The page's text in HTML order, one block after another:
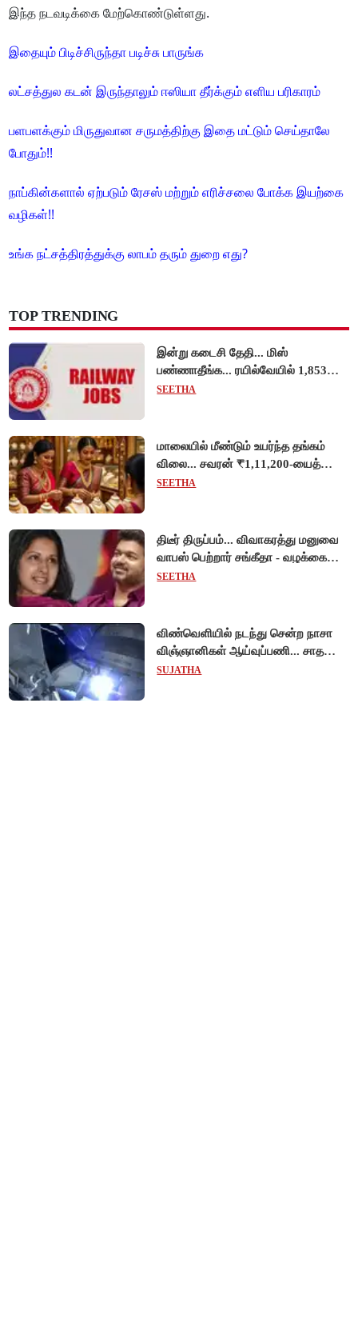
இந்த நடவடிக்கை மேற்கொண்டுள்ளது.
இதையும் பிடிச்சிருந்தா படிச்சு பாருங்க
லட்சத்துல கடன் இருந்தாலும் ஈஸியா தீர்க்கும் எளிய பரிகாரம்
பளபளக்கும் மிருதுவான சருமத்திற்கு இதை மட்டும் செய்தாலே
போதும்!!
நாப்கின்களால் ஏற்படும் ரேசஸ் மற்றும் எரிச்சலை போக்க இயற்கை
வழிகள்!!
உங்க நட்சத்திரத்துக்கு லாபம் தரும் துறை எது?
TOP TRENDING
இன்று கடைசி தேதி... மிஸ்
பண்ணாதீங்க... ரயில்வேயில் 1,853
அப்ரண்டிஸ் பணியிடங்களுக்கு
SEETHA
மாலையில் மீண்டும் உயர்ந்த தங்கம்
விலை... சவரன் ₹1,11,200-யைத்
தொட்டது!
SEETHA
திடீர் திருப்பம்... விவாகரத்து மனுவை
வாபஸ் பெற்றார் சங்கீதா - வழக்கை
முடித்து வைத்தது செங்கல்பட்டு
SEETHA
விண்வெளியில் நடந்து சென்ற நாசா
விஞ்ஞானிகள் ஆய்வுப்பணி... சாதனை
!
SUJATHA